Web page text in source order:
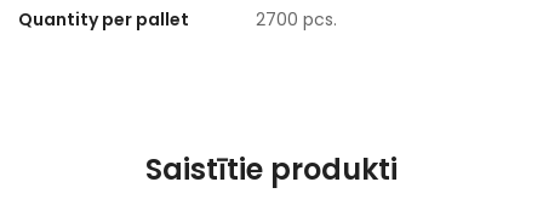
Quantity per pallet 2700 pcs.
Saistītie produkti